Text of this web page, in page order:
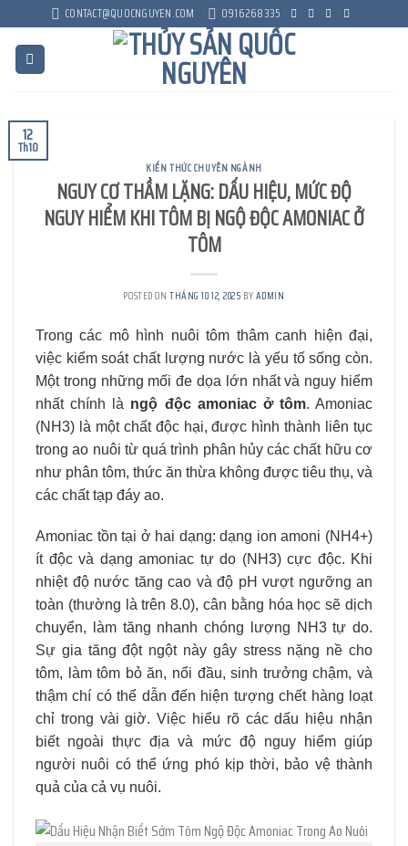
to
content
CONTACT@QUOCNGUYEN.COM 0916268335
12
Th10
KIẾN THỨC CHUYÊN NGÀNH
NGUY CƠ THẦM LẶNG: DẤU HIỆU, MỨC ĐỘ
NGUY HIỂM KHI TÔM BỊ NGỘ ĐỘC AMONIAC Ở
TÔM
POSTED ON THÁNG 10 12, 2025 BYADMIN
Trong các mô hình nuôi tôm thâm canh hiện đại,
việc kiểm soát chất lượng nước là yếu tố sống còn.
Một trong những mối đe dọa lớn nhất và nguy hiểm
nhất chính là ngộ độc amoniac ở tôm. Amoniac
(NH3​) là một chất độc hại, được hình thành liên tục
trong ao nuôi từ quá trình phân hủy các chất hữu cơ
như phân tôm, thức ăn thừa không được tiêu thụ, và
các chất tạp đáy ao.
Amoniac tồn tại ở hai dạng: dạng ion amoni (NH4+​)
ít độc và dạng amoniac tự do (NH3​) cực độc. Khi
nhiệt độ nước tăng cao và độ pH vượt ngưỡng an
toàn (thường là trên 8.0), cân bằng hóa học sẽ dịch
chuyển, làm tăng nhanh chóng lượng NH3​ tự do.
Sự gia tăng đột ngột này gây stress nặng nề cho
tôm, làm tôm bỏ ăn, nổi đầu, sinh trưởng chậm, và
thậm chí có thể dẫn đến hiện tượng chết hàng loạt
chỉ trong vài giờ. Việc hiểu rõ các dấu hiệu nhận
biết ngoài thực địa và mức độ nguy hiểm giúp
người nuôi có thể ứng phó kịp thời, bảo vệ thành
quả của cả vụ nuôi.